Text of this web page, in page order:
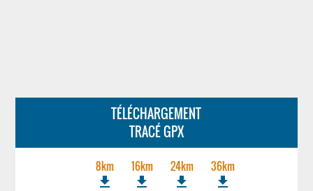
TÉLÉCHARGEMENT
TRACÉ GPX
8km
file_download
16km
file_download
24km
file_download
36km
file_download